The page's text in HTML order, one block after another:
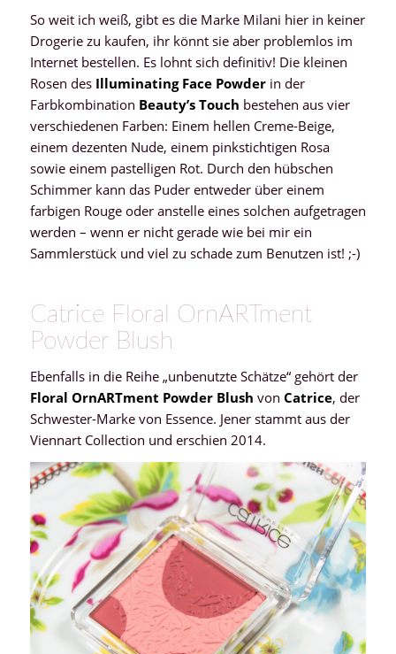
So weit ich weiß, gibt es die Marke Milani hier in keiner
Drogerie zu kaufen, ihr könnt sie aber problemlos im
Internet bestellen. Es lohnt sich definitiv! Die kleinen
Rosen des Illuminating Face Powderin der
Farbkombination Beauty’s Touch bestehen aus vier
verschiedenen Farben: Einem hellen Creme-Beige,
einem dezenten Nude, einem pinkstichtigen Rosa
sowie einem pastelligen Rot. Durch den hübschen
Schimmer kann das Puder entweder über einem
farbigen Rouge oder anstelle eines solchen aufgetragen
werden – wenn er nicht gerade wie bei mir ein
Sammlerstück und viel zu schade zum Benutzen ist! ;-)
Catrice Floral OrnARTment
Powder Blush
Ebenfalls in die Reihe „unbenutzte Schätze“ gehört der
Floral OrnARTment Powder Blush von Catrice, der
Schwester-Marke von Essence. Jener stammt aus der
Viennart Collection und erschien 2014.